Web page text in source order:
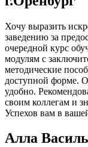
Хочу выразить
заведению за
очередной курс
модулям с
методические
доступной форме.
удобно.
своим коллегам и
Успехов вам в
Алла